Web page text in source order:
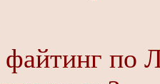
файтинг по